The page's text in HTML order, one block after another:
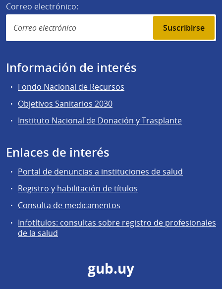
Correo electrónico:
Suscribirse
Información de interés
Fondo Nacional de Recursos
Objetivos Sanitarios 2030
Instituto Nacional de Donación y Trasplante
Enlaces de interés
Portal de denuncias a instituciones de salud
Registro y habilitación de títulos
Consulta de medicamentos
Infotítulos: consultas sobre registro de profesionales
de la salud
gub.uy